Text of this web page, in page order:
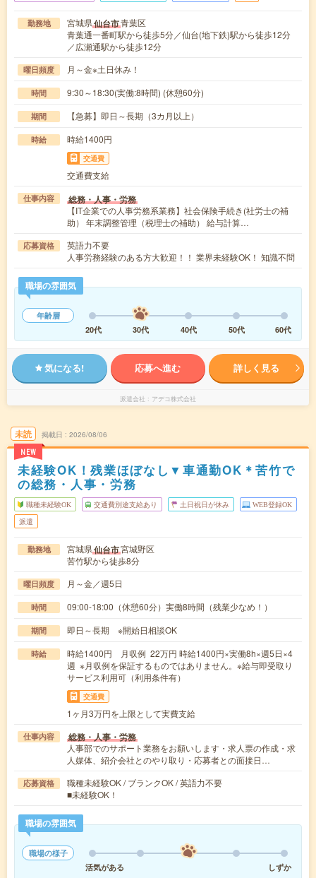
勤務地 宮城県仙台市青葉区
青葉通一番町駅から徒歩5分／仙台(地下鉄)駅から徒歩12分
／広瀬通駅から徒歩12分
曜日頻度 月～金※土日休み！
時間 9:30～18:30(実働:8時間) (休憩60分)
期間 【急募】即日～長期（3カ月以上）
時給 時給1400円
交通費
交通費支給
仕事内容 総務・人事・労務
【IT企業での人事労務系業務】社会保険手続き(社労士の補
助） 年末調整管理（税理士の補助） 給与計算…
応募資格
英語力不要
人事労務経験のある方大歓迎！！ 業界未経験OK！ 知識不問
職場の雰囲気
年齢層
20代
30代 40代 50代 60代
気になる! 応募へ進む 詳しく見る
派遣会社 アデコ株式会社
未読
NEW
掲載日 2026/08/06
未経験OK！残業ほぼなし▼車通勤OK＊苦竹で
の総務・人事・労務
職種未経験OK 交通費別途支給あり 土日祝日が休み WEB登録OK
派遣
勤務地 宮城県仙台市宮城野区
苦竹駅から徒歩8分
曜日頻度 月～金／週5日
時間 09:00-18:00（休憩60分）実働8時間（残業少なめ！）
期間 即日～長期 ※開始日相談OK
時給
時給1400円 月収例 22万円 時給1400円×実働8h×週5日×4
週 ※月収例を保証するものではありません。※給与即受取り
サービス利用可（利用条件有）
交通費
1ヶ月3万円を上限として実費支給
仕事内容 総務・人事・労務
人事部でのサポート業務をお願いします・求人票の作成・求
人媒体、紹介会社とのやり取り・応募者との面接日…
応募資格
職種未経験OK / ブランクOK / 英語力不要
■未経験OK！
職場の雰囲気
職場の様子
活気がある
しずか